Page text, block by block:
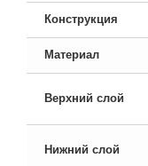
Конструкция
Материал
Верхний слой
Нижний слой